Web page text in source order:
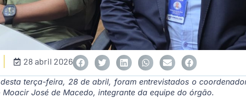
28 abril 2026
terça-feira, 28 de abril, foram entrevistados o
José de Macedo, integrante da equipe do órgão.